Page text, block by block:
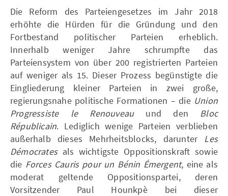
Die Reform des Parteiengesetzes im Jahr 2018
erhöhte die Hürden für die Gründung und den
Fortbestand politischer Parteien erheblich.
Innerhalb weniger Jahre schrumpfte das
Parteiensystem von über 200 registrierten Parteien
auf weniger als 15. Dieser Prozess begünstigte die
Eingliederung kleiner Parteien in zwei große,
regierungsnahe politische Formationen – die Union
Progressiste le Renouveauund den Bloc
Républicain. Lediglich wenige Parteien verblieben
außerhalb dieses Mehrheitsblocks, darunter Les
Démocratesals wichtigste Oppositionskraft sowie
die Forces Cauris pour un Bénin Émergent, eine als
moderat geltende Oppositionspartei, deren
Vorsitzender Paul Hounkpè bei dieser